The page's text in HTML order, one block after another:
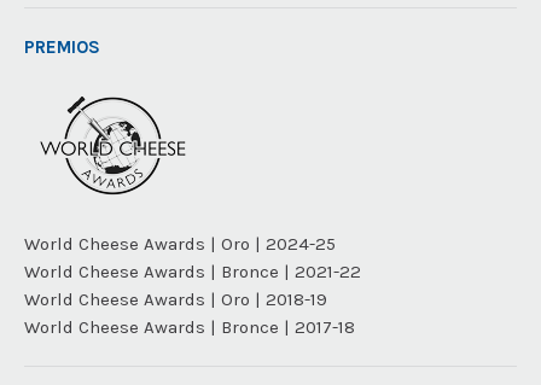
PREMIOS
World Cheese Awards | Oro | 2024-25
World Cheese Awards | Bronce | 2021-22
World Cheese Awards | Oro | 2018-19
World Cheese Awards | Bronce | 2017-18